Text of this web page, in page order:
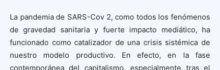
La pandemia de SARS-Cov 2, como todos los fenómenos
de gravedad sanitaria y fuerte impacto mediático, ha
funcionado como catalizador de una crisis sistémica de
nuestro modelo productivo. En efecto, en la fase
contemporánea del capitalismo, especialmente tras el